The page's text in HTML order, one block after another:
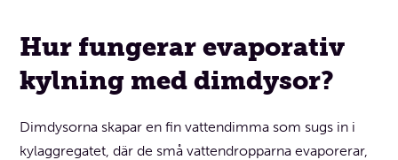
Hur fungerar evaporativ
kylning med dimdysor?
Dimdysorna skapar en fin vattendimma som sugs in i
kylaggregatet, där de små vattendropparna evaporerar,